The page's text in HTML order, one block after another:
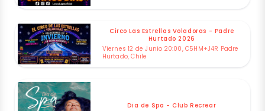
Circo Las Estrellas Voladoras - Padre
Hurtado 2026
Viernes 12 de Junio 20:00, C5HM+J4R Padre
Hurtado, Chile
Dia de Spa - Club Recrear